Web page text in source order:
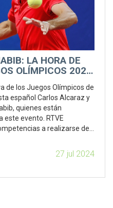
LA HORA DE
OLÍMPICOS 2024
de los Juegos Olímpicos de
español Carlos Alcaraz y
quienes están
evento. RTVE
a realizarse del
como el surf, el
y el breakdance.
27 jul 2024